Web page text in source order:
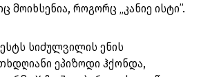
როგორც „კანიე ისტი”.
სიძულვილის ენის
ეპიზოდი ჰქონდა,